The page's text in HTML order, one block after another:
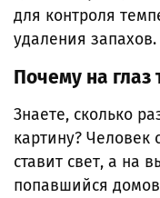
для контроля
удаления запахов.
Почему на глаз
Знаете, сколько
картину? Человек
ставит свет, а на
попавшийся